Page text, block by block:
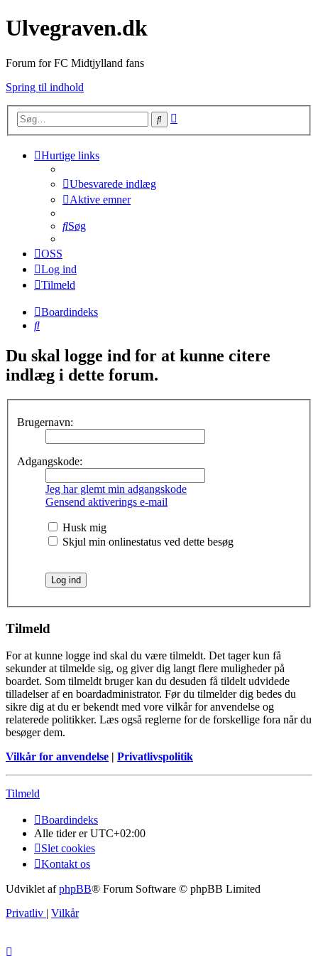
Ulvegraven.dk
Forum for FC Midtjylland fans
Spring til indhold
Søg
Hurtige links
Ubesvarede indlæg
Aktive emner
Søg
OSS
Log ind
Tilmeld
Boardindeks
Søg
Du skal logge ind for at kunne citere
indlæg i dette forum.
Brugernavn:
Adgangskode:
Jeg har glemt min adgangskode
Gensend aktiverings e-mail
Husk mig
Skjul min onlinestatus ved dette besøg
Tilmeld
For at kunne logge ind skal du være tilmeldt. Det tager kun få
sekunder at tilmelde sig, og giver dig langt flere muligheder på
boardet. Som tilmeldt bruger kan du desuden få tildelt udvidede
tilladelser af en boardadministrator. Før du tilmelder dig bedes du
sikre dig at du er bekendt med vore vilkår for anvendelse og
relaterede politikker. Læs også reglerne for de forskellige fora når du
besøger dem.
Vilkår for anvendelse | Privatlivspolitik
Tilmeld
Boardindeks
Alle tider erUTC+02:00
Slet cookies
Kontakt os
Udviklet afphpBB® Forum Software © phpBB Limited
Privatliv | Vilkår